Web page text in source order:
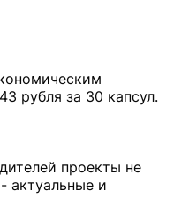
рубля за 30 капсул.
проекты не
актуальные и